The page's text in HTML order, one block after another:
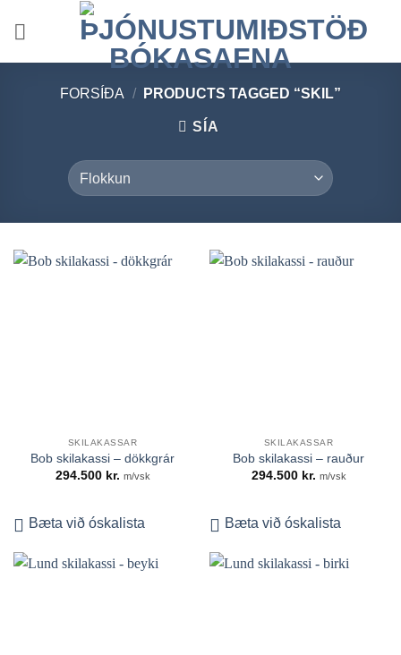
FORSÍÐA / PRODUCTS TAGGED “SKIL”
SÍA
SKILAKASSAR
Bob skilakassi – dökkgrár
294.500 kr. m/vsk
Bæta við óskalista
SKILAKASSAR
Bob skilakassi – rauður
294.500 kr. m/vsk
Bæta við óskalista